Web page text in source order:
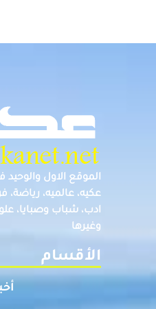
الموقع الاول والوحيد
عكيه، عالميه، رياضة،
ادب، شباب وصبايا،
وغيرها
الأقسام